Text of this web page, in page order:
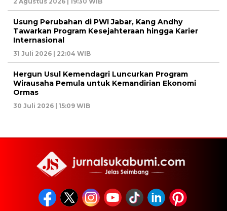
Usung Perubahan di PWI Jabar, Kang Andhy
Tawarkan Program Kesejahteraan hingga Karier
Internasional
31 Juli 2026 | 22:04 WIB
Hergun Usul Kemendagri Luncurkan Program
Wirausaha Pemula untuk Kemandirian Ekonomi
Ormas
30 Juli 2026 | 15:09 WIB